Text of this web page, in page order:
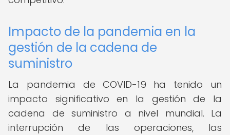
Impacto de la pandemia en la
gestión de la cadena de
suministro
La pandemia de COVID-19 ha tenido un
impacto significativo en la gestión de la
cadena de suministro a nivel mundial. La
interrupción de las operaciones, las